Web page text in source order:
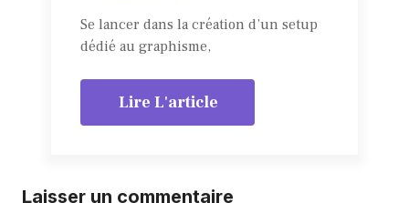
Se lancer dans la création d’un setup
dédié au graphisme,
Lire L'article
Laisser un commentaire